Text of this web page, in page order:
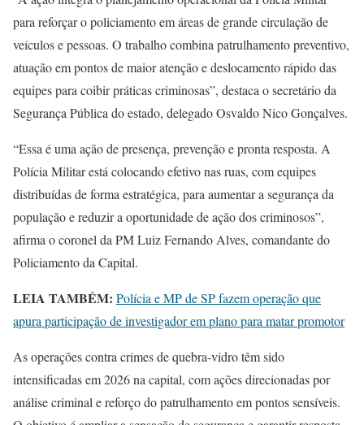
para reforçar o policiamento em áreas de grande circulação de
veículos e pessoas. O trabalho combina patrulhamento preventivo,
atuação em pontos de maior atenção e deslocamento rápido das
equipes para coibir práticas criminosas”, destaca o secretário da
Segurança Pública do estado, delegado Osvaldo Nico Gonçalves.
“Essa é uma ação de presença, prevenção e pronta resposta. A
Polícia Militar está colocando efetivo nas ruas, com equipes
distribuídas de forma estratégica, para aumentar a segurança da
população e reduzir a oportunidade de ação dos criminosos”,
afirma o coronel da PM Luiz Fernando Alves, comandante do
Policiamento da Capital.
LEIA TAMBÉM: Polícia e MP de SP fazem operação que
apura participação de investigador em plano para matar promotor
As operações contra crimes de quebra-vidro têm sido
intensificadas em 2026 na capital, com ações direcionadas por
análise criminal e reforço do patrulhamento em pontos sensíveis.